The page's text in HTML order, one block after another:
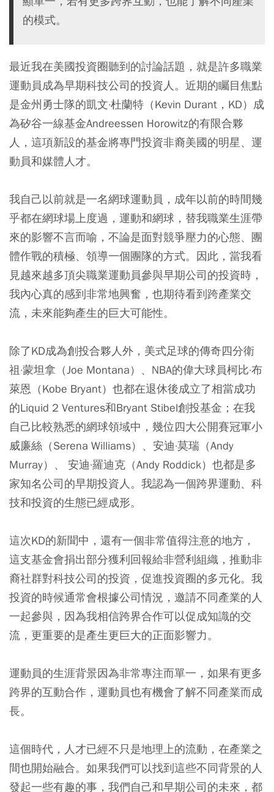
的模式。
最近我在美國投資圈聽到的討論話題，就是許多職業
運動員成為早期科技公司的投資人。近期的矚目焦點
是金州勇士隊的凱文·杜蘭特（Kevin Durant，KD）成
為矽谷一線基金Andreessen Horowitz的有限合夥
人，這項新設的基金將專門投資非裔美國的明星、運
動員和媒體人才。
我自己以前就是一名網球運動員，成年以前的時間幾
乎都在網球場上度過，運動和網球，替我職業生涯帶
來的影響不言而喻，不論是面對競爭壓力的心態、團
體作戰的積極、領導一個團隊的方式。因此，當我看
見越來越多頂尖職業運動員參與早期公司的投資時，
我內心真的感到非常地興奮，也期待看到跨產業交
流，未來能夠產生的巨大可能性。
除了KD成為創投合夥人外，美式足球的傳奇四分衛
祖·蒙坦拿（Joe Montana）、NBA的偉大球員柯比·布
萊恩（Kobe Bryant）也都在退休後成立了相當成功
的Liquid 2 Ventures和Bryant Stibel創投基金；在我
自己比較熟悉的網球領域中，幾位四大公開賽冠軍小
威廉絲（Serena Williams）、安迪·莫瑞（Andy
Murray）、 安迪·羅迪克（Andy Roddick）也都是多
家知名公司的早期投資人。我認為一個跨界運動、科
技和投資的生態已經成形。
這次KD的新聞中，還有一個非常值得注意的地方，
這支基金會捐出部分獲利回報給非營利組織，推動非
裔社群對科技公司的投資，促進投資圈的多元化。我
投資的時候通常會根據公司情況，邀請不同產業的人
一起參與，因為我相信跨界合作可以促成知識的交
流，更重要的是產生更巨大的正面影響力。
運動員的生涯背景因為非常專注而單一，如果有更多
跨界的互動合作，運動員也有機會了解不同產業而成
長。
這個時代，人才已經不只是地理上的流動，在產業之
間也開始融合。如果我們可以找到這些不同背景的人
發起一些有趣的事，我們自己和早期公司的未來，都